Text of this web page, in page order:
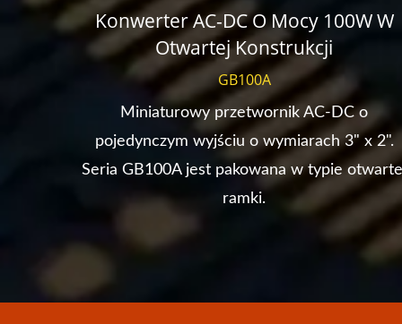
Konwerter AC-DC O Mocy 100W W
Otwartej Konstrukcji
GB100A
Miniaturowy przetwornik AC-DC o
pojedynczym wyjściu o wymiarach 3" x 2".
Seria GB100A jest pakowana w typie
ramki.